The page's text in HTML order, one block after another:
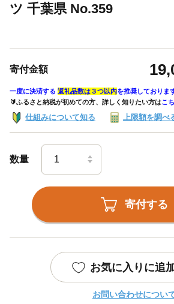
ツ 千葉県 No.359
寄付金額
一度に決済する 返礼品数は３つ以内を推奨しておりま
🔰ふるさと納税が初めての方、詳しく知りたい方はこ
仕組みについて知る 上限額を調べ
数量
寄付する
お気に入りに追
お問い合わせについ